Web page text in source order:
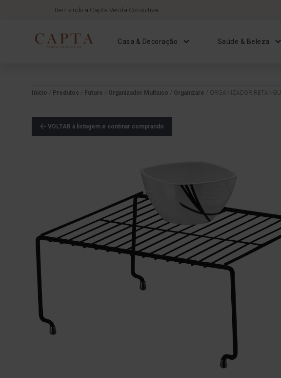
Bem vindo à Capta Venda Consultiva
Casa & Decoração Saúde & Beleza
Início Produtos Future Organizador Multiuso Organizare / ORGANIZADOR
VOLTAR à listagem e continar comprando